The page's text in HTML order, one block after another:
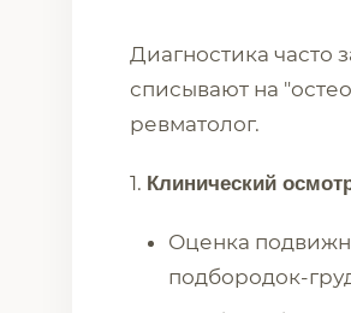
Диагностика часто
списывают на
ревматолог.
1. Клинический
Оценка
подбородок-